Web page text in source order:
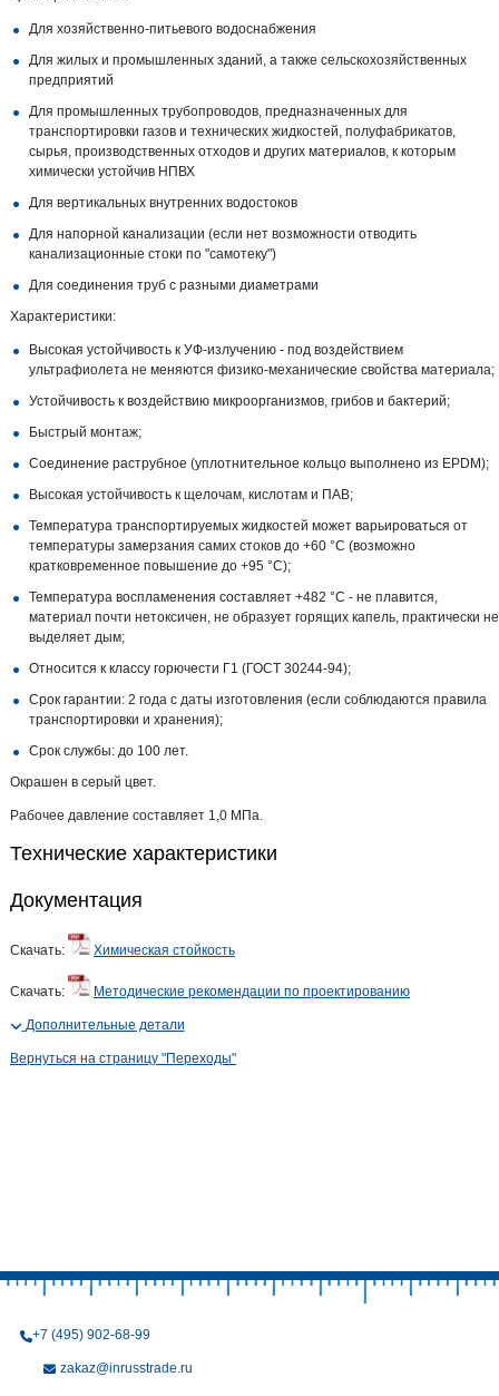
Для хозяйственно-питьевого водоснабжения
Для жилых и промышленных зданий, а также сельскохозяйственных
предприятий
Для промышленных трубопроводов, предназначенных для
транспортировки газов и технических жидкостей, полуфабрикатов,
сырья, производственных отходов и других материалов, к которым
химически устойчив НПВХ
Для вертикальных внутренних водостоков
Для напорной канализации (если нет возможности отводить
канализационные стоки по "самотеку")
Для соединения труб с разными диаметрами
Характеристики:
Высокая устойчивость к УФ-излучению - под воздействием
ультрафиолета не меняются физико-механические свойства материала;
Устойчивость к воздействию микроорганизмов, грибов и бактерий;
Быстрый монтаж;
Соединение раструбное (уплотнительное кольцо выполнено из EPDM);
Высокая устойчивость к щелочам, кислотам и ПАВ;
Температура транспортируемых жидкостей может варьироваться от
температуры замерзания самих стоков до +60 °С (возможно
кратковременное повышение до +95 °С);
Температура воспламенения составляет +482 °С - не плавится,
материал почти нетоксичен, не образует горящих капель, практически не
выделяет дым;
Относится к классу горючести Г1 (ГОСТ 30244-94);
Срок гарантии: 2 года с даты изготовления (если соблюдаются правила
транспортировки и хранения);
Срок службы: до 100 лет.
Окрашен в серый цвет.
Рабочее давление составляет 1,0 МПа.
Технические характеристики
Документация
Скачать: Химическая стойкость
Скачать: Методические рекомендации по проектированию
Дополнительные детали
Вернуться на страницу "Переходы"
+7 (495) 902-68-99
zakaz@inrusstrade.ru